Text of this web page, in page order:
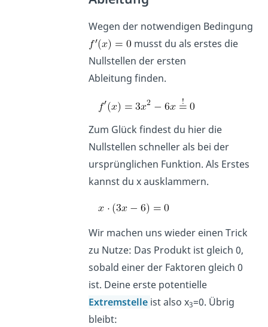
Wegen der notwendigen Bedingung
musst du als erstes die
Nullstellen der ersten
Ableitung finden.
Zum Glück findest du hier die
Nullstellen schneller als bei der
ursprünglichen Funktion. Als Erstes
kannst du x ausklammern.
Wir machen uns wieder einen Trick
zu Nutze: Das Produkt ist gleich 0,
sobald einer der Faktoren gleich 0
ist. Deine erste potentielle
Extremstelle ist also x3=0. Übrig
bleibt: